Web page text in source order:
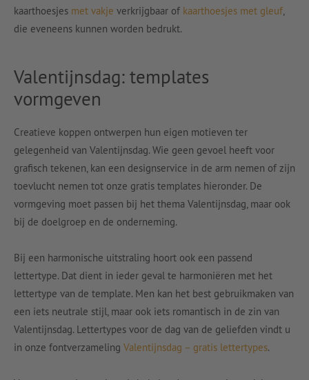
kaarthoesjes met vakje verkrijgbaar of kaarthoesjes met gleuf,
die eveneens kunnen worden bedrukt.
Valentijnsdag: templates
vormgeven
Creatieve koppen ontwerpen hun eigen motieven ter
gelegenheid van Valentijnsdag. Wie geen gevoel heeft voor
grafisch tekenen, kan een designservice in de arm nemen of zijn
toevlucht nemen tot onze gratis templates hieronder. De
vormgeving moet passen bij het thema Valentijnsdag, maar ook
bij de doelgroep en de onderneming.
Bij een harmonische uitstraling hoort ook een passend
lettertype. Dat dient in ieder geval te harmoniëren met het
lettertype van de template. Men kan het best gebruikmaken van
een iets neutrale stijl, maar ook iets romantisch in de zin van
Valentijnsdag. Lettertypes voor de dag van de geliefden vindt u
in onze fontverzameling Valentijnsdag – gratis lettertypes.